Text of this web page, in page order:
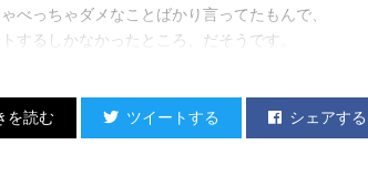
べっちゃダメなことばかり言ってたもんで、
するしかなかったところ、だそうです。
大して面白くもないネタだったので、無問題！）
）
ツイートする シェアする